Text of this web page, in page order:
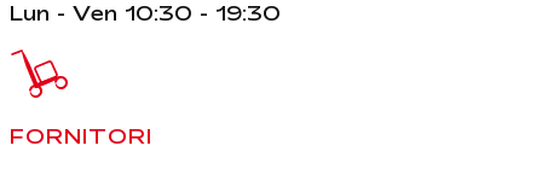
Lun - Ven 10:30 - 19:30
FORNITORI